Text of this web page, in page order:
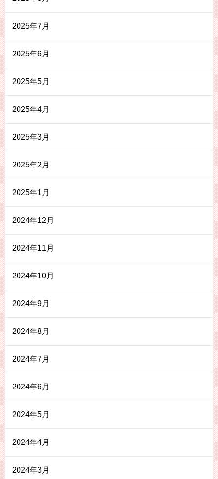
2025年7月
2025年6月
2025年5月
2025年4月
2025年3月
2025年2月
2025年1月
2024年12月
2024年11月
2024年10月
2024年9月
2024年8月
2024年7月
2024年6月
2024年5月
2024年4月
2024年3月